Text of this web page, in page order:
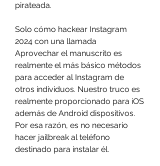
pirateada.
Solo cómo hackear Instagram
2024 con una llamada
Aprovechar el manuscrito es
realmente el más básico métodos
para acceder al Instagram de
otros individuos. Nuestro truco es
realmente proporcionado para iOS
además de Android dispositivos.
Por esa razón, es no necesario
hacer jailbreak al teléfono
destinado para instalar él.